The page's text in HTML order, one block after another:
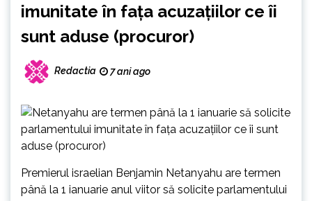
imunitate în faţa acuzaţiilor ce îi
sunt aduse (procuror)
Redactia 7 ani ago
Premierul israelian Benjamin Netanyahu are termen
până la 1 ianuarie anul viitor să solicite parlamentului